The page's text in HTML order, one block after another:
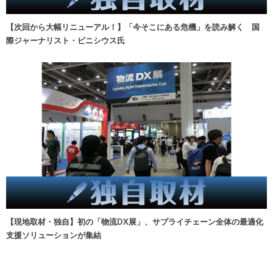
【次回から大幅リニューアル！】「今そこにある危機」を読み解く 国
際ジャーナリスト・ビニシウス氏
【現地取材・独自】初の「物流DX展」、サプライチェーン全体の最適化
支援ソリューションが集結